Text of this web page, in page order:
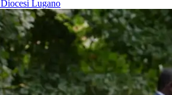
Diocesi Lugano